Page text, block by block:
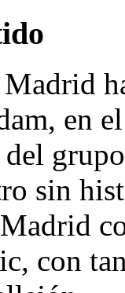
en
sin
con